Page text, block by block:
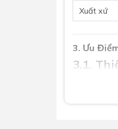
Xuất xứ
3. Ưu
3.1.
Thiết kế
trọ, căn